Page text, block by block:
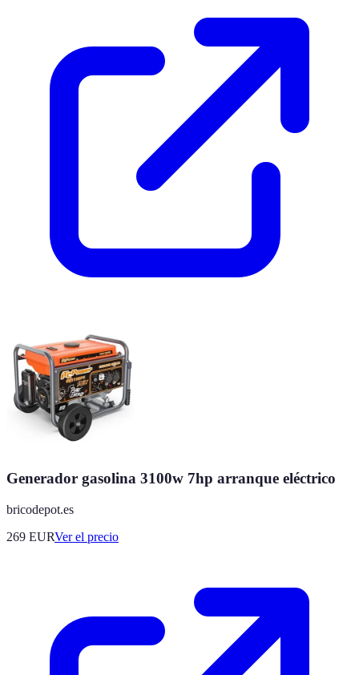
Generador gasolina 3100w 7hp arranque eléctrico
bricodepot.es
269 EURVer el precio